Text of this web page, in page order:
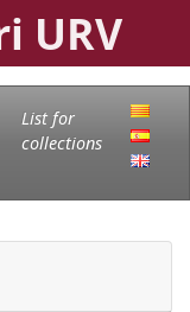
URV
List for
collections